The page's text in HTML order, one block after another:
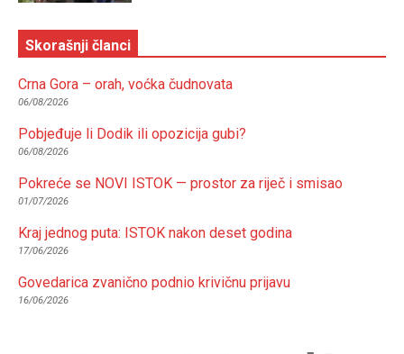
Skorašnji članci
Crna Gora – orah, voćka čudnovata
06/08/2026
Pobjeđuje li Dodik ili opozicija gubi?
06/08/2026
Pokreće se NOVI ISTOK — prostor za riječ i smisao
01/07/2026
Kraj jednog puta: ISTOK nakon deset godina
17/06/2026
Govedarica zvanično podnio krivičnu prijavu
16/06/2026